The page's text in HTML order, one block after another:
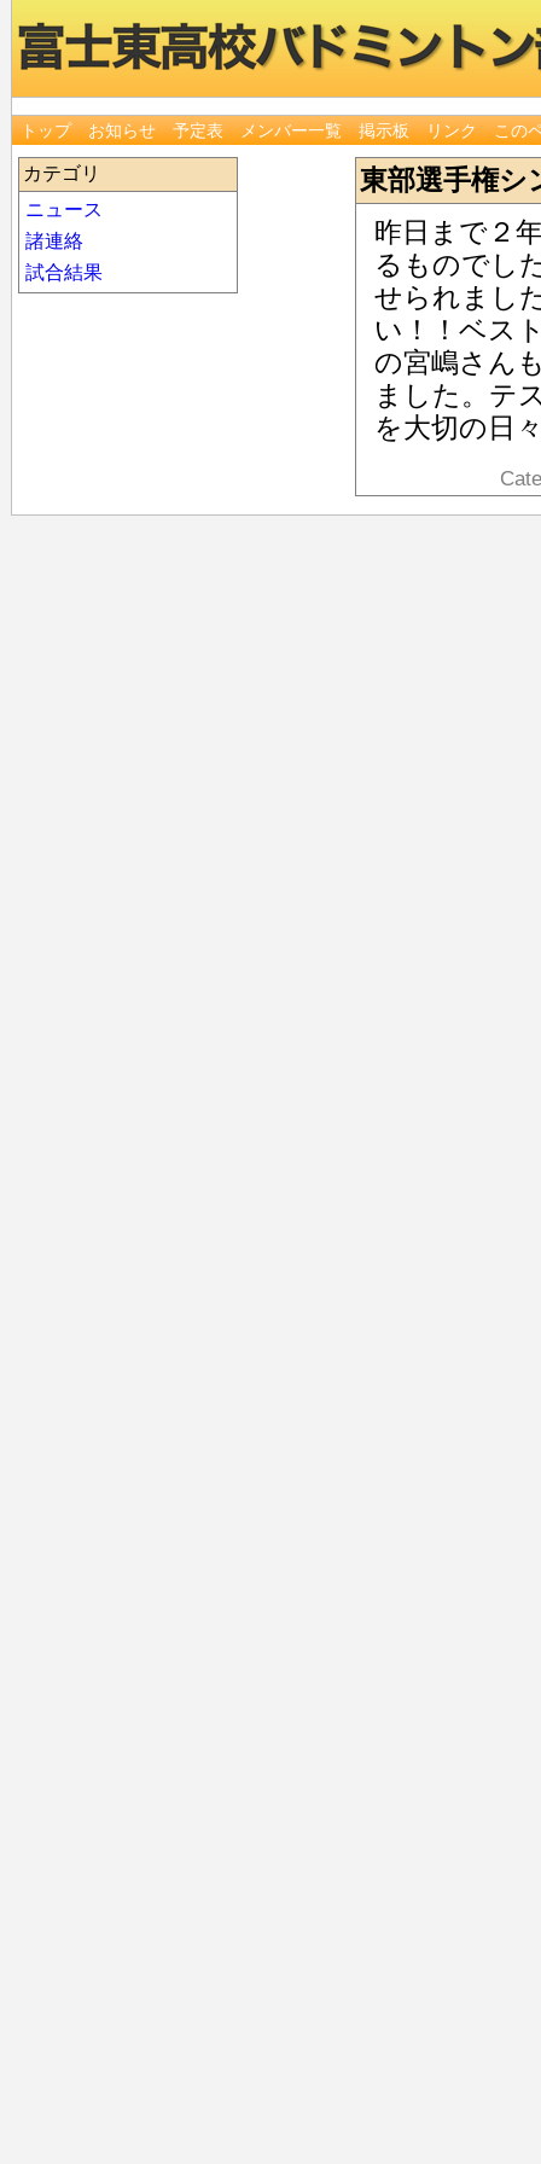
トップ お知らせ 予定表 メンバー一覧 掲示板 リンク この
カテゴリ
ニュース
諸連絡
試合結果
東部選手権シ
昨日まで２
るものでし
せられまし
い！！ベス
の宮嶋さん
ました。テ
を大切の日